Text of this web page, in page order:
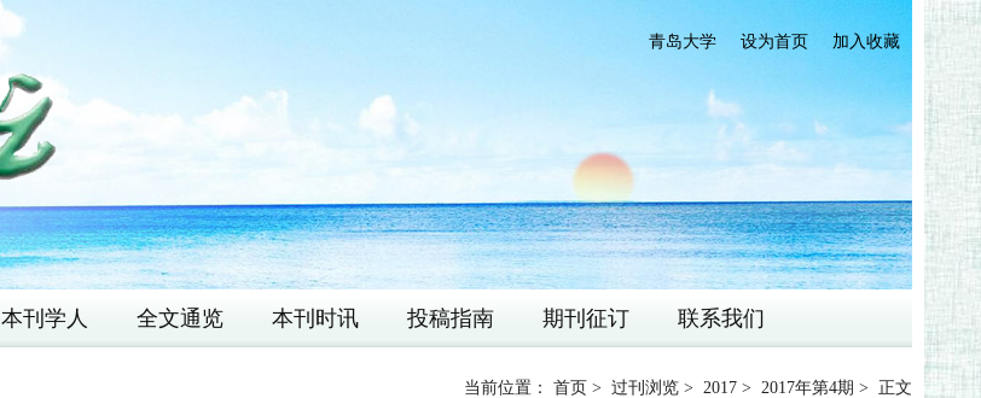
加入收藏
设为首页
青岛大学
本刊学人 全文通览 本刊时讯 投稿指南 期刊征订 联系我们
当前位置： 首页 > 过刊浏览 > 2017 > 2017年第4期 > 正文